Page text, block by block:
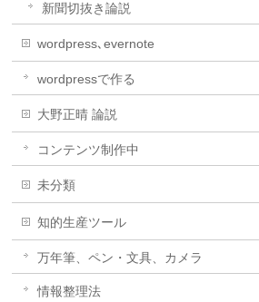
新聞切抜き論説
wordpress､evernote
wordpressで作る
大野正晴 論説
コンテンツ制作中
未分類
知的生産ツール
万年筆、ペン・文具、カメラ
情報整理法